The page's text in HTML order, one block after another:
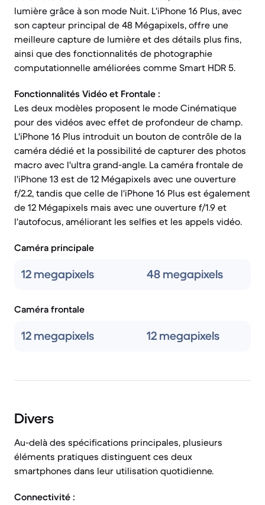
lumière grâce à son mode Nuit. L'iPhone 16 Plus, avec
son capteur principal de 48 Mégapixels, offre une
meilleure capture de lumière et des détails plus fins,
ainsi que des fonctionnalités de photographie
computationnelle améliorées comme Smart HDR 5.
Fonctionnalités Vidéo et Frontale :
Les deux modèles proposent le mode Cinématique
pour des vidéos avec effet de profondeur de champ.
L'iPhone 16 Plus introduit un bouton de contrôle de la
caméra dédié et la possibilité de capturer des photos
macro avec l'ultra grand-angle. La caméra frontale de
l'iPhone 13 est de 12 Mégapixels avec une ouverture
f/2.2, tandis que celle de l'iPhone 16 Plus est également
de 12 Mégapixels mais avec une ouverture f/1.9 et
l'autofocus, améliorant les selfies et les appels vidéo.
Caméra principale
12 megapixels 48 megapixels
Caméra frontale
12 megapixels 12 megapixels
Divers
Au-delà des spécifications principales, plusieurs
éléments pratiques distinguent ces deux
smartphones dans leur utilisation quotidienne.
Connectivité :